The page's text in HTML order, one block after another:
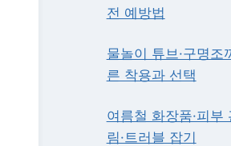
전 예방법
물놀이 튜브·구명
른 착용과 선택
여름철 화장품·피
림·트러블 잡기